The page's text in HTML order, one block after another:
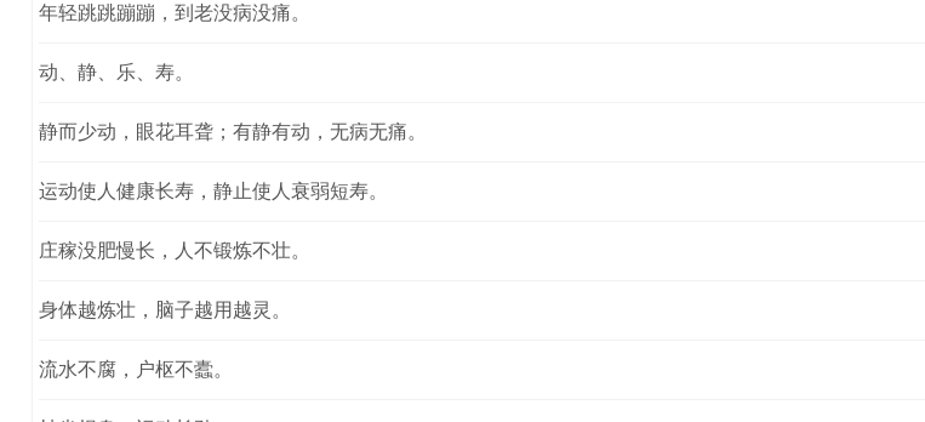
年轻跳跳蹦蹦，到老没病没痛。
动、静、乐、寿。
静而少动，眼花耳聋；有静有动，无病无痛。
运动使人健康长寿，静止使人衰弱短寿。
庄稼没肥慢长，人不锻炼不壮。
身体越炼壮，脑子越用越灵。
流水不腐，户枢不蠹。